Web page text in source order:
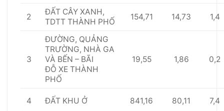
2
ĐẤT CÂY XANH,
TDTT THÀNH PHỐ
154,71 14,73 1,4
3
ĐƯỜNG, QUẢNG
TRƯỜNG, NHÀ GA
VÀ BẾN – BÃI
ĐỖ XE THÀNH
PHỐ
19,55 1,86 0,2
4 ĐẤT KHU Ở 841,16 80,11 7,4